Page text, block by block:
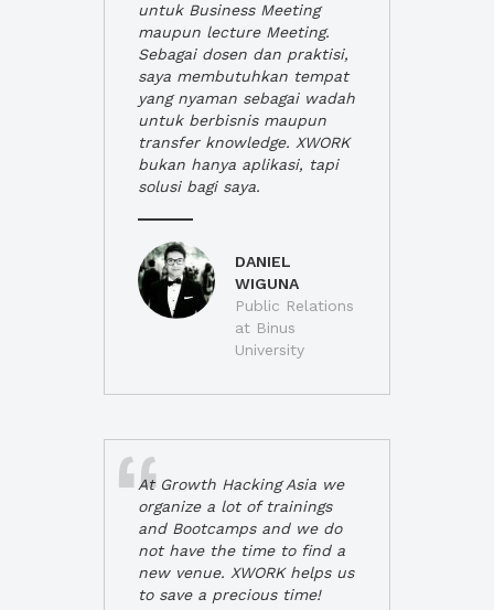
untuk Business Meeting
maupun lecture Meeting.
Sebagai dosen dan praktisi,
saya membutuhkan tempat
yang nyaman sebagai wadah
untuk berbisnis maupun
transfer knowledge. XWORK
bukan hanya aplikasi, tapi
solusi bagi saya.
DANIEL
WIGUNA
Public Relations
at Binus
University
At Growth Hacking Asia we
organize a lot of trainings
and Bootcamps and we do
not have the time to find a
new venue. XWORK helps us
to save a precious time!